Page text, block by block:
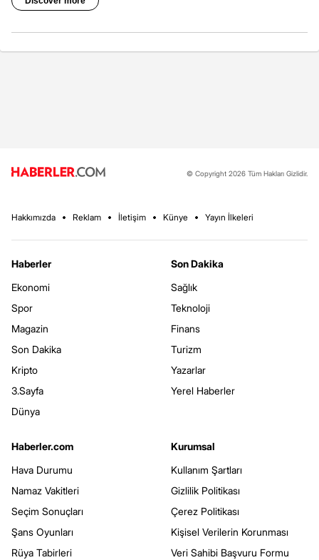
© Copyright 2026 Tüm Hakları Gizlidir.
Hakkımızda Reklam İletişim Künye Yayın İlkeleri
Haberler
Ekonomi
Spor
Magazin
Son Dakika
Kripto
3.Sayfa
Dünya
Son Dakika
Sağlık
Teknoloji
Finans
Turizm
Yazarlar
Yerel Haberler
Haberler.com
Hava Durumu
Namaz Vakitleri
Seçim Sonuçları
Şans Oyunları
Rüya Tabirleri
Kurumsal
Kullanım Şartları
Gizlilik Politikası
Çerez Politikası
Kişisel Verilerin Korunması
Veri Sahibi Başvuru Formu